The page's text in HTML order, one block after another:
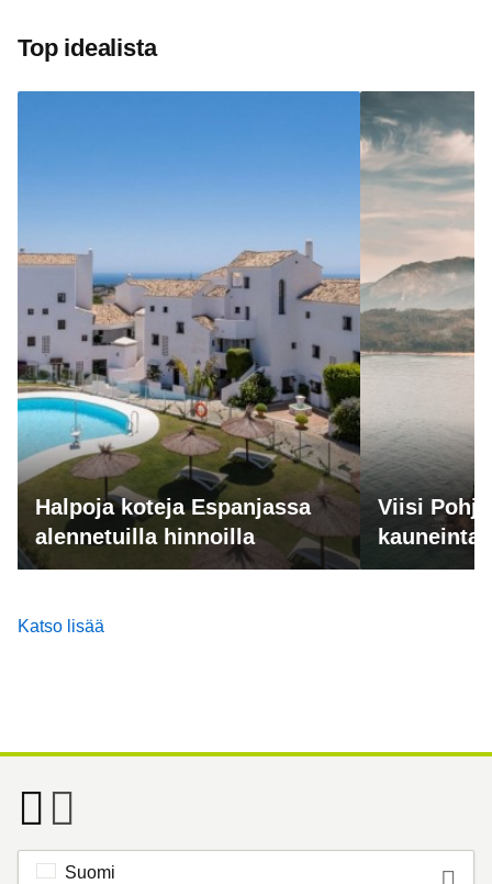
Top idealista
Halpoja koteja Espanjassa
alennetuilla hinnoilla
Viisi
kauneinta
Katso lisää
Suomi